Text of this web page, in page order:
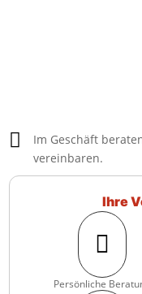

Im Geschäft
vereinbaren.
Ihre

Persönliche